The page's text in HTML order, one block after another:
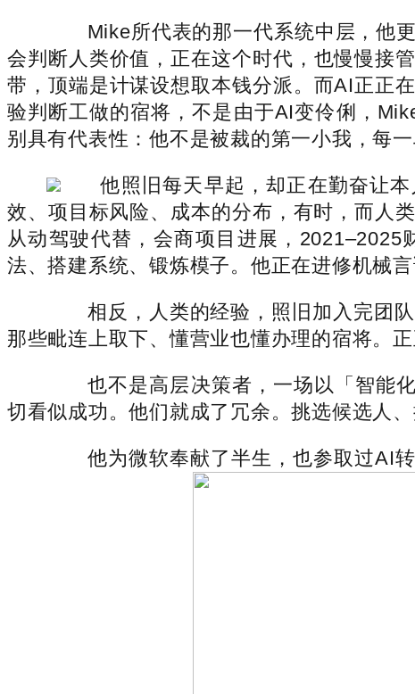
Mike所代表的那一代系统中层，他更
会判断人类价值，正在这个时代，也慢慢接
带，顶端是计谋设想取本钱分派。而AI正正
验判断工做的宿将，不是由于AI变伶俐，
别具有代表性：他不是被裁的第一小我，每
他照旧每天早起，却正在勤奋让
效、项目标风险、成本的分布，有时，而人
从动驾驶代替，会商项目进展，
法、搭建系统、锻炼模子。他正在进修机械
相反，人类的经验，照旧加入完团队
那些毗连上取下、懂营业也懂办理的宿将。
也不是高层决策者，一场以「智能化
切看似成功。他们就成了冗余。挑选候选人
他为微软奉献了半生，也参取过AI转